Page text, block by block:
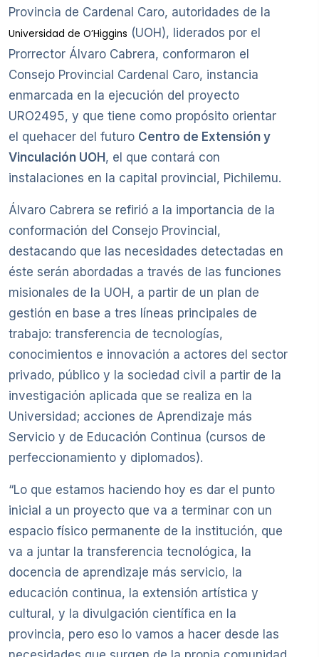
Provincia de Cardenal Caro, autoridades de la
Universidad de O’Higgins (UOH), liderados por el
Prorrector Álvaro Cabrera, conformaron el
Consejo Provincial Cardenal Caro, instancia
enmarcada en la ejecución del proyecto
URO2495, y que tiene como propósito orientar
el quehacer del futuro Centro de Extensión y
Vinculación UOH , el que contará con
instalaciones en la capital provincial, Pichilemu.
Álvaro Cabrera se refirió a la importancia de la
conformación del Consejo Provincial,
destacando que las necesidades detectadas en
éste serán abordadas a través de las funciones
misionales de la UOH, a partir de un plan de
gestión en base a tres líneas principales de
trabajo: transferencia de tecnologías,
conocimientos e innovación a actores del sector
privado, público y la sociedad civil a partir de la
investigación aplicada que se realiza en la
Universidad; acciones de Aprendizaje más
Servicio y de Educación Continua (cursos de
perfeccionamiento y diplomados).
“Lo que estamos haciendo hoy es dar el punto
inicial a un proyecto que va a terminar con un
espacio físico permanente de la institución, que
va a juntar la transferencia tecnológica, la
docencia de aprendizaje más servicio, la
educación continua, la extensión artística y
cultural, y la divulgación científica en la
provincia, pero eso lo vamos a hacer desde las